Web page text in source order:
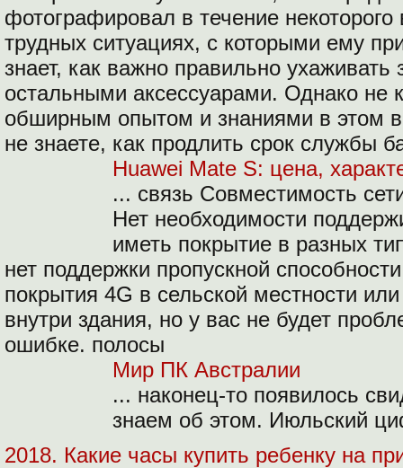
фотографировал в течение
трудных ситуациях, с которыми ему
знает, как важно правильно ухаживать
остальными аксессуарами. Однако не
обширным опытом и знаниями в этом
не знаете, как продлить срок службы
Huawei Mate S: цена,
... связь Совместимость
Нет необходимости
иметь покрытие в разных
нет поддержки пропускной
покрытия 4G в сельской местности
внутри здания, но у вас не будет
ошибке. полосы
Мир ПК Австралии
... наконец-то появилось
знаем об этом. Июльский
2018. Какие часы купить ребенку на